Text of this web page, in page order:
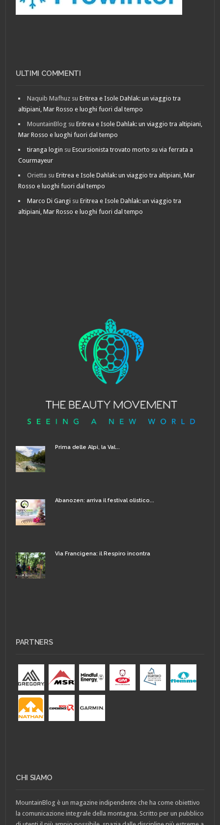
ULTIMI COMMENTI
Naquib Mafhuz suEritrea e Isole Dahlak: un viaggio tra
altipiani, Mar Rosso e luoghi fuori dal tempo
MountainBlog suEritrea e Isole Dahlak: un viaggio tra altipiani,
Mar Rosso e luoghi fuori dal tempo
tiranga login suEscursionista trovato morto su via ferrata a
Courmayeur
Orietta suEritrea e Isole Dahlak: un viaggio tra altipiani, Mar
Rosso e luoghi fuori dal tempo
Marco Di Gangi suEritrea e Isole Dahlak: un viaggio tra
altipiani, Mar Rosso e luoghi fuori dal tempo
Prima delle Alpi, la Val...
Abanozen: arriva il festival olistico...
Via Francigena: il Respiro incontra
PARTNERS
CHI SIAMO
MountainBlog è un magazine indipendente che ha come obiettivo
la comunicazione integrale della montagna. Scritto per un pubblico